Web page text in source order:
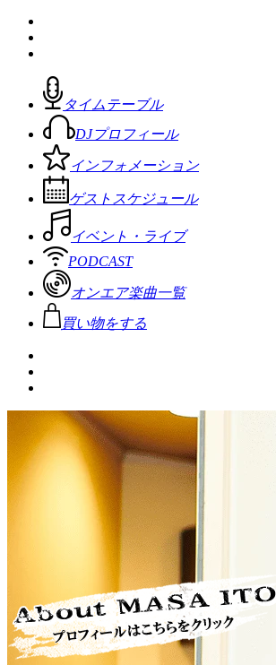
タイムテーブル
DJプロフィール
インフォメーション
ゲストスケジュール
イベント・ライブ
PODCAST
オンエア楽曲一覧
買い物をする